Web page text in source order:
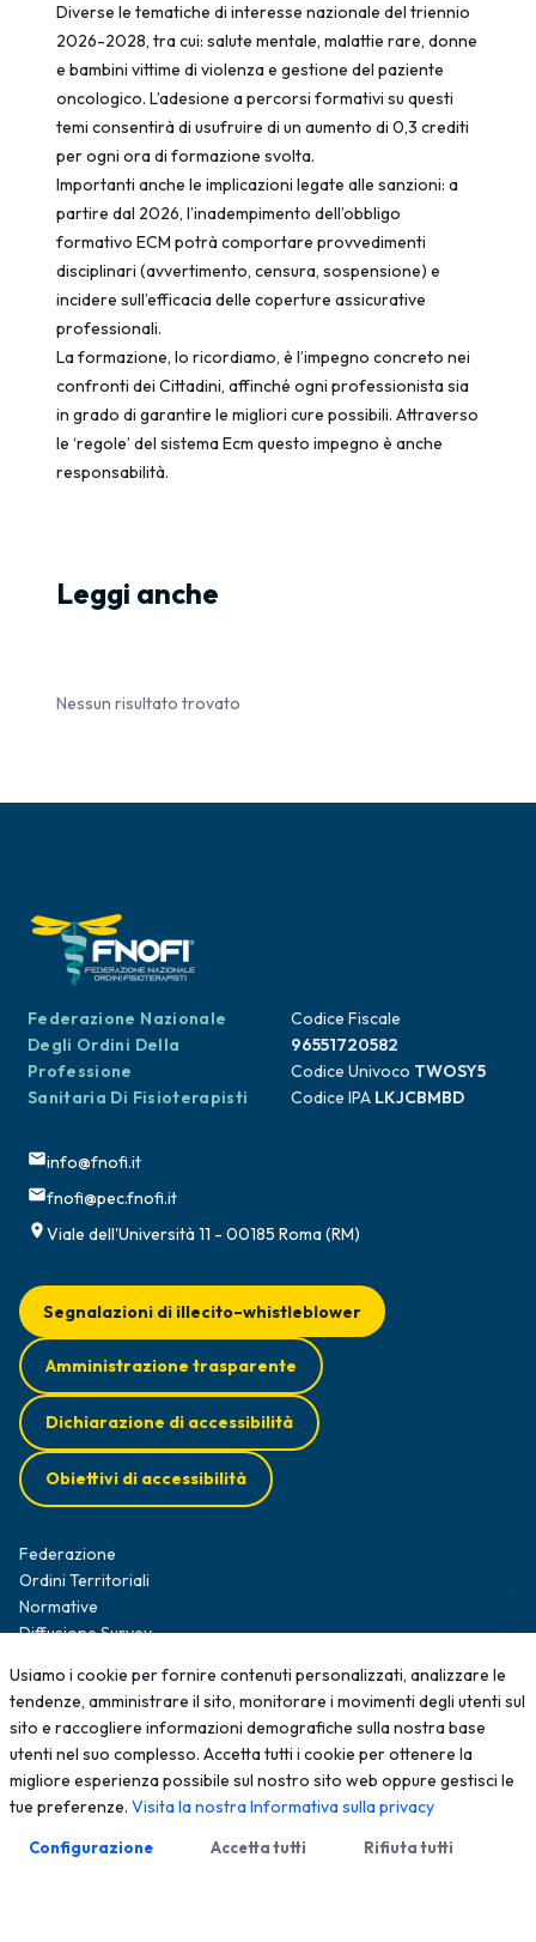
Diverse le tematiche di interesse nazionale del triennio
2026-2028, tra cui: salute mentale, malattie rare, donne
e bambini vittime di violenza e gestione del paziente
oncologico. L’adesione a percorsi formativi su questi
temi consentirà di usufruire di un aumento di 0,3 crediti
per ogni ora di formazione svolta.
Importanti anche le implicazioni legate alle sanzioni: a
partire dal 2026, l’inadempimento dell’obbligo
formativo ECM potrà comportare provvedimenti
disciplinari (avvertimento, censura, sospensione) e
incidere sull’efficacia delle coperture assicurative
professionali.
La formazione, lo ricordiamo, è l’impegno concreto nei
confronti dei Cittadini, affinché ogni professionista sia
in grado di garantire le migliori cure possibili. Attraverso
le ‘regole’ del sistema Ecm questo impegno è anche
responsabilità.
Leggi anche
Nessun risultato trovato
Federazione Nazionale
Degli Ordini Della
Professione
Sanitaria Di Fisioterapisti
Codice Fiscale
96551720582
Codice Univoco TWOSY5
Codice IPA LKJCBMBD
info@fnofi.it
fnofi@pec.fnofi.it
Viale dell'Università 11 - 00185 Roma (RM)
Federazione
Ordini Territoriali
Normative
Diffusione Survey
Formazione
News
Contatti
Segnalazioni di illecito–whistleblower
Amministrazione trasparente
Dichiarazione di accessibilità
Obiettivi di accessibilità
2025 - Tutti i diritti sono riservati; qualsiasi riproduzione, anche
Meccanismo di Feedback
Privacy Policy
Usiamo i cookie per fornire contenuti personalizzati, analizzare le
tendenze, amministrare il sito, monitorare i movimenti degli utenti sul
sito e raccogliere informazioni demografiche sulla nostra base
utenti nel suo complesso. Accetta tutti i cookie per ottenere la
migliore esperienza possibile sul nostro sito web oppure gestisci le
tue preferenze. Visita la nostra Informativa sulla privacy
Configurazione Accetta tutti Rifiuta tutti